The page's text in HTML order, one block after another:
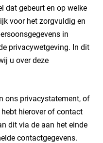
dat gebeurt en op welke
voor het zorgvuldig en
in
privacywetgeving. In dit
u over deze
ons privacystatement, of
hierover of contact
dit via de aan het einde
contactgegevens.